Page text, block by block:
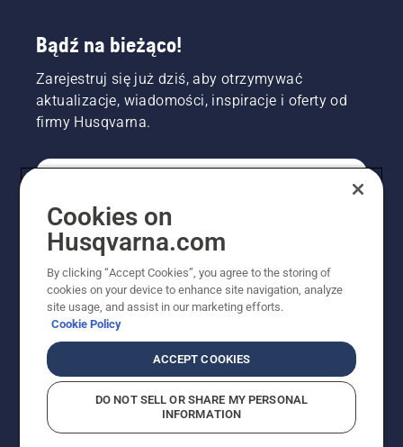
Bądź na bieżąco!
Zarejestruj się już dziś, aby otrzymywać
aktualizacje, wiadomości, inspiracje i oferty od
firmy Husqvarna.
PROFESJONALISTA
Cookies on
Husqvarna.com
By clicking “Accept Cookies”, you agree to the storing of
cookies on your device to enhance site navigation, analyze
site usage, and assist in our marketing efforts.
Cookie Policy
ACCEPT COOKIES
DO NOT SELL OR SHARE MY PERSONAL
INFORMATION